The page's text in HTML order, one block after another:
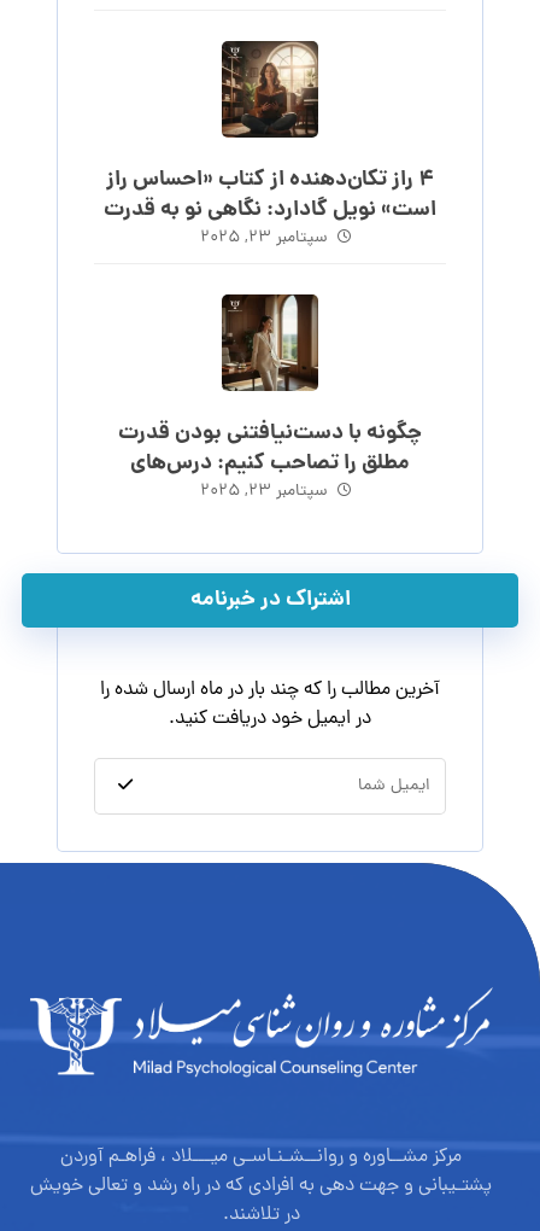
۴ راز تکان‌دهنده از کتاب «احساس راز
است» نویل گادارد: نگاهی نو به قدرت
احساس
سپتامبر ۲۳, ۲۰۲۵
چگونه با دست‌نیافتنی بودن قدرت
مطلق را تصاحب کنیم: درس‌های
ماکیاولی
سپتامبر ۲۳, ۲۰۲۵
اشتراک در خبرنامه
آخرین مطالب را که چند بار در ماه ارسال شده را
در ایمیل خود دریافت کنید.
مرکز مشــاوره و روانــشـنـاسـی میـــلاد ، فراهـم آوردن
پشتـیبانی و جهت دهی به افرادی که در راه رشد و تعالی خویش
در تلاشند.